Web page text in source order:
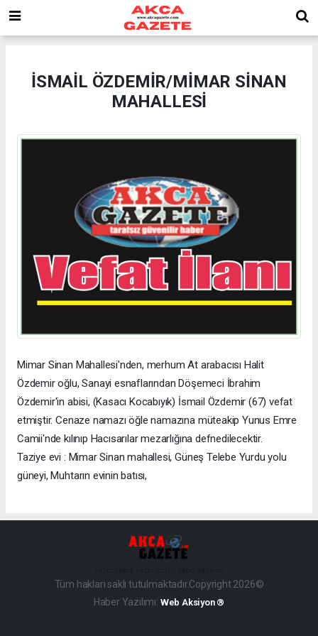
İSMAİL ÖZDEMİR/MİMAR SİNAN
MAHALLESİ
Mimar Sinan Mahallesi'nden, merhum At arabacısı Halit
Özdemir oğlu, Sanayi esnaflarından Döşemeci İbrahim
Özdemir'in abisi, (Kasacı Kocabıyık) İsmail Özdemir (67) vefat
etmiştir. Cenaze namazı öğle namazına müteakip Yunus Emre
Camii'nde kılınıp Hacısarılar mezarlığına defnedilecektir.
Taziye evi : Mimar Sinan mahallesi, Güneş Telebe Yurdu yolu
güneyi, Muhtarın evinin batısı,
Tüm hakları saklı tutulmaktadır.Copyright 2026©
Haber Yazılımı: Web Aksiyon ®